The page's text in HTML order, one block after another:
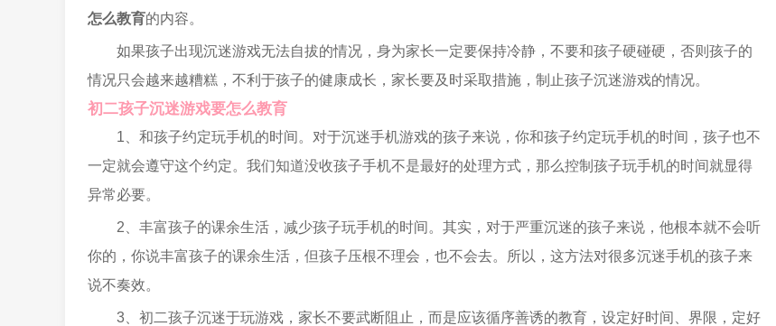
怎么教育的内容。
如果孩子出现沉迷游戏无法自拔的情况，身为家长一定要保持冷静，不要和孩子硬碰硬，否则孩子的
情况只会越来越糟糕，不利于孩子的健康成长，家长要及时采取措施，制止孩子沉迷游戏的情况。
初二孩子沉迷游戏要怎么教育
1、和孩子约定玩手机的时间。对于沉迷手机游戏的孩子来说，你和孩子约定玩手机的时间，孩子也不
一定就会遵守这个约定。我们知道没收孩子手机不是最好的处理方式，那么控制孩子玩手机的时间就显得
异常必要。
2、丰富孩子的课余生活，减少孩子玩手机的时间。其实，对于严重沉迷的孩子来说，他根本就不会听
你的，你说丰富孩子的课余生活，但孩子压根不理会，也不会去。所以，这方法对很多沉迷手机的孩子来
说不奏效。
3、初二孩子沉迷于玩游戏，家长不要武断阻止，而是应该循序善诱的教育，设定好时间、界限，定好